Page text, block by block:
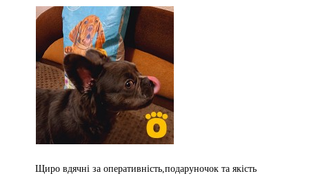
Щиро вдячні за оперативність,подаруночок та якість